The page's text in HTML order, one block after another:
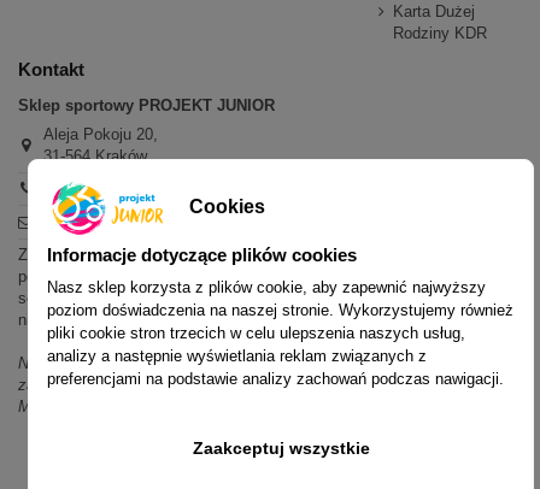
Karta Dużej
Rodziny KDR
Kontakt
Sklep sportowy PROJEKT JUNIOR
Aleja Pokoju 20,
31-564 Kraków
+48 600 779 897
sklep@projektjunior.pl
Zapraszamy do sklepu stacjonarnego:
poniedziałek - piątek: 11.00-19.00
sobota: 10.00-14.00
niedziela (każda): nieczynne
Nie odpowiadamy na wiadomości SMS. W sprawach dotyczących
zamówień i oferty prosimy o kontakt mailowy, telefoniczny lub przez
Messenger.
Cookies
Informacje dotyczące plików cookies
Nasz sklep korzysta z plików cookie, aby zapewnić najwyższy
poziom doświadczenia na naszej stronie. Wykorzystujemy również
pliki cookie stron trzecich w celu ulepszenia naszych usług,
analizy a następnie wyświetlania reklam związanych z
preferencjami na podstawie analizy zachowań podczas nawigacji.
Zaakceptuj wszystkie